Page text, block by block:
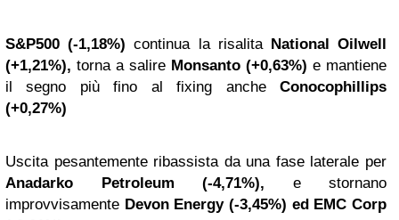
S&P500 (-1,18%)continua la risalita National Oilwell
(+1,21%), torna a salire Monsanto (+0,63%) e mantiene
il segno più fino al fixing anche Conocophillips
(+0,27%)
Uscita pesantemente ribassista da una fase laterale per
Anadarko Petroleum (-4,71%), e stornano
improvvisamente Devon Energy (-3,45%) ed EMC Corp